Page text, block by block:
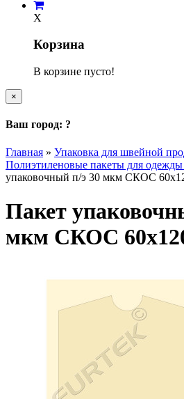
X
Корзина
В корзине пусто!
×
Ваш город: ?
Главная » Упаковка для швейной
Полиэтиленовые пакеты для
упаковочный п/э 30 мкм СКОС
Пакет
мкм СКОС